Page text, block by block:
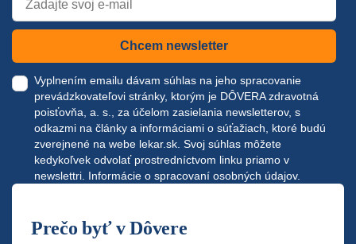
Chcem newsletter
Vyplnením emailu dávam súhlas na jeho spracovanie
prevádzkovateľovi stránky, ktorým je DÔVERA zdravotná
poisťovňa, a. s., za účelom zasielania newsletterov, s
odkazmi na články a informáciami o súťažiach, ktoré budú
zverejnené na webe lekar.sk . Svoj súhlas môžete
kedykoľvek odvolať prostredníctvom linku priamo v
newslettri. Informácie o spracovaní osobných údajov.
Prečo byť v Dôvere